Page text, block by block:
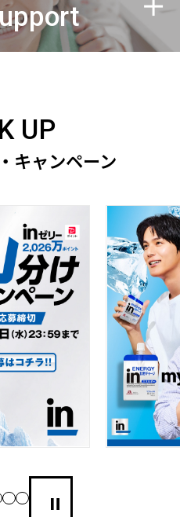
UP
キャンペーン
一時停止・再生